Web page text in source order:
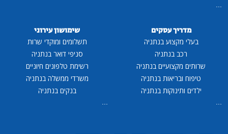
מדריך עסקים
בעלי מקצוע בנתניה
רכב בנתניה
שרותים מקצועיים בנתניה
טיפוח ובריאות בנתניה
ילדים ותינוקות בנתניה
שימושון עירוני
תשלומים ומוקדי שרות
סניפי דואר בנתניה
רשימת טלפונים חיוניים
משרדי ממשלה בנתניה
בנקים בנתניה